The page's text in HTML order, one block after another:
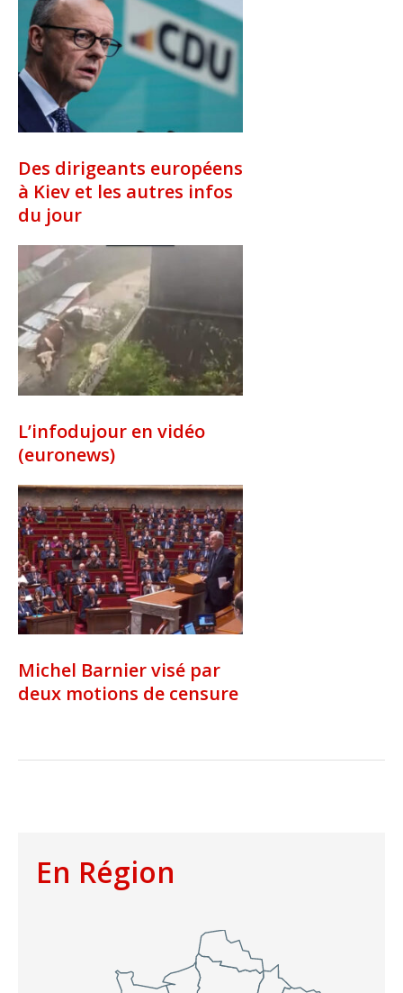
Des dirigeants européens
à Kiev et les autres infos
du jour
L’infodujour en vidéo
(euronews)
Michel Barnier visé par
deux motions de censure
En Région